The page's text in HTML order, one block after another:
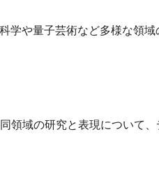
学や量子芸術など多様な領域
領域の研究と表現について